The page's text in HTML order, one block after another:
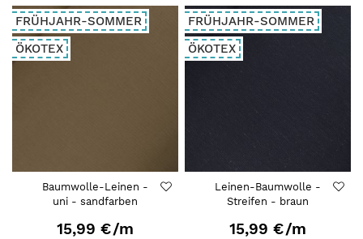
FRÜHJAHR-SOMMER
ÖKOTEX
Baumwolle-Leinen -
uni - sandfarben
15,99 €/m
FRÜHJAHR-SOMMER
ÖKOTEX
Leinen-Baumwolle -
Streifen - braun
15,99 €/m